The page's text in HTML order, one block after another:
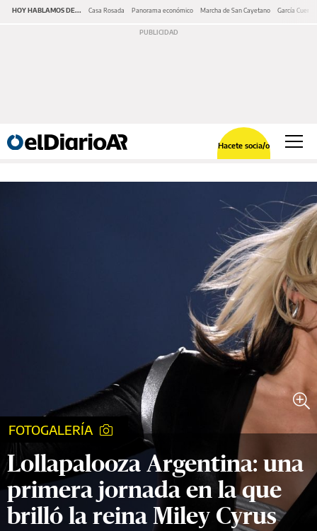
HOY HABLAMOS DE... Casa Rosada Panorama económico Marcha de San Cayetano García Cuerva
Hacete socia/o
FOTOGALERÍA
Lollapalooza Argentina: una
primera jornada en la que
brilló la reina Miley Cyrus